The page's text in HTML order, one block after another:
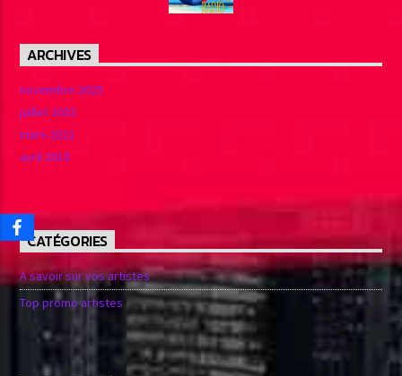
ARCHIVES
novembre 2025
juillet 2023
mars 2022
avril 2018
CATÉGORIES
A savoir sur vos artistes
Top promo artistes